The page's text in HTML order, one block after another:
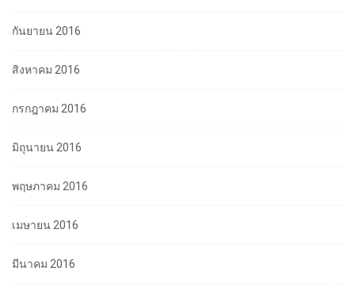
กันยายน 2016
สิงหาคม 2016
กรกฎาคม 2016
มิถุนายน 2016
พฤษภาคม 2016
เมษายน 2016
มีนาคม 2016